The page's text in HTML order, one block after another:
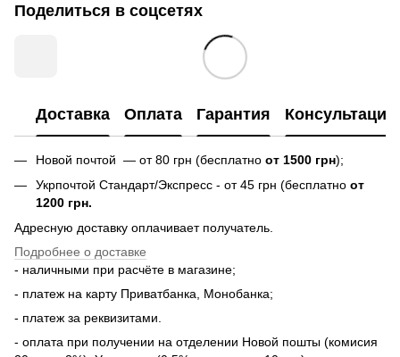
Поделиться в соцсетях
Доставка Оплата Гарантия Консультация
Новой почтой — от 80 грн (бесплатно от 1500 грн);
Укрпочтой Стандарт/Экспресс - от 45 грн (бесплатно от
1200 грн.
Адресную доставку оплачивает получатель.
Подробнее о доставке
- наличными при расчёте в магазине;
- платеж на карту Приватбанка, Монобанка;
- платеж за реквизитами.
- оплата при получении на отделении Новой пошты (комисия